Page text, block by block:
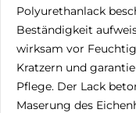
Polyurethanlack
Beständigkeit
wirksam vor
Kratzern und
Pflege. Der Lack
Maserung des